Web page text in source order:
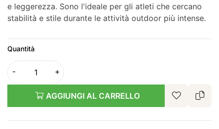
e leggerezza. Sono l'ideale per gli atleti che cercano
stabilità e stile durante le attività outdoor più intense.
Quantità
AGGIUNGI AL CARRELLO